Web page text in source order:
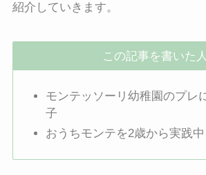
紹介していきます。
この記事を書いた人
モンテッソーリ幼稚園のプレ
子
おうちモンテを2歳から実践中